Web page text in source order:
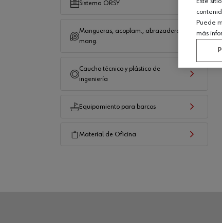
Sistema ORSY
Mangueras, acoplam., abrazaderas
mang.
Caucho técnico y plástico de
ingeniería
Equipamiento para barcos
Material de Oficina
Puede
más